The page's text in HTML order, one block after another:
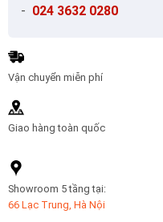
CQMQH3603
3604
số
- 024 3632 0280
Vận chuyển miễn phí
Giao hàng toàn quốc
Showroom 5 tầng tại:
66 Lạc Trung, Hà Nội